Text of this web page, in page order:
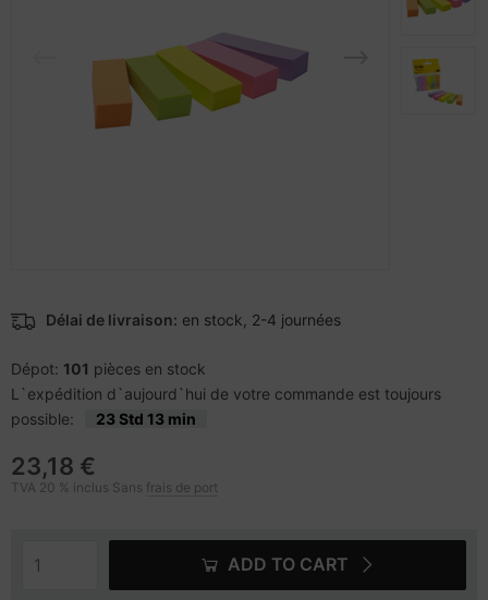
Délai de livraison: en stock, 2-4 journées
Dépot: 101 pièces en stock
L`expédition d`aujourd`hui de votre commande est toujours
possible:
23 Std 13 min
23,18 €
TVA 20 % inclus Sans frais de port
ADD TO CART
pour vidéoprojecteurs
portables et dispositifs de
Zubehör
d'affichage
et disques durs
Mainboards
Netzwerkgeräte
feuilles, étiquettes